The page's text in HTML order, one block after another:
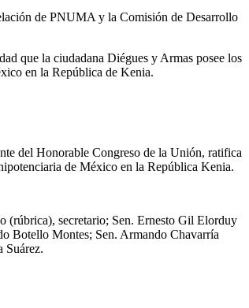
de PNUMA y la Comisión de Desarrollo
que la ciudadana Diégues y Armas posee los
en la República de Kenia.
del Honorable Congreso de la Unión, ratifica
de México en la República Kenia.
(rúbrica), secretario; Sen. Ernesto Gil Elorduy
Botello Montes; Sen. Armando Chavarría
Suárez.